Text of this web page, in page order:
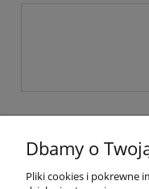
Dbamy o
Pliki cookies i pokrewne